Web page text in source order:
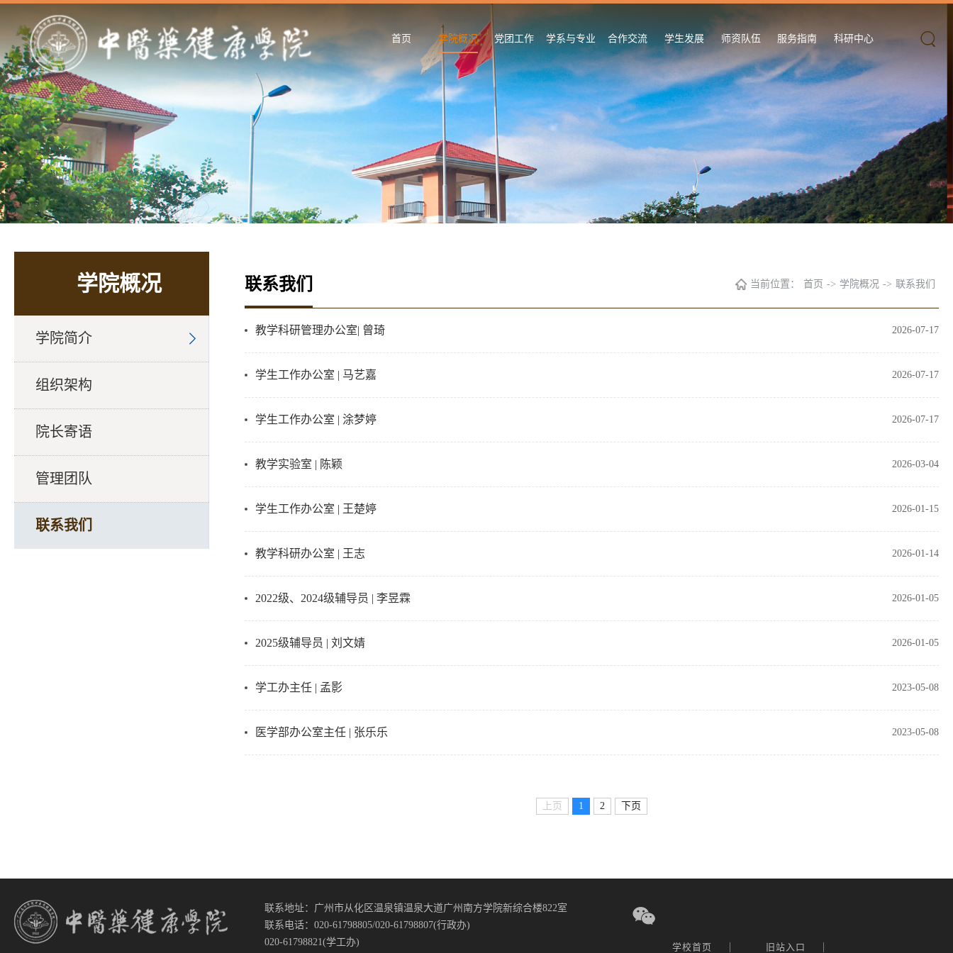
首页 学院概况 党团工作 学系与专业 合作交流 学生发展 师资队伍 服务指南 科研中心
学院概况
学院简介
组织架构
院长寄语
管理团队
联系我们
联系我们 当前位置： 首页 -> 学院概况 -> 联系我们
2026-07-17
教学科研管理办公室| 曾琦
2026-07-17
学生工作办公室 | 马艺嘉
2026-07-17
学生工作办公室 | 涂梦婷
2026-03-04
教学实验室 | 陈颖
2026-01-15
学生工作办公室 | 王楚婷
2026-01-14
教学科研办公室 | 王志
2026-01-05
2022级、2024级辅导员 | 李昱霖
2026-01-05
2025级辅导员 | 刘文婧
2023-05-08
学工办主任 | 孟影
2023-05-08
医学部办公室主任 | 张乐乐
上页 1 2 下页
联系地址：广州市从化区温泉镇温泉大道广州南方学院新综合楼822室
联系电话：020-61798805/020-61798807(行政办)
020-61798821(学工办)
学校首页 | 旧站入口 |